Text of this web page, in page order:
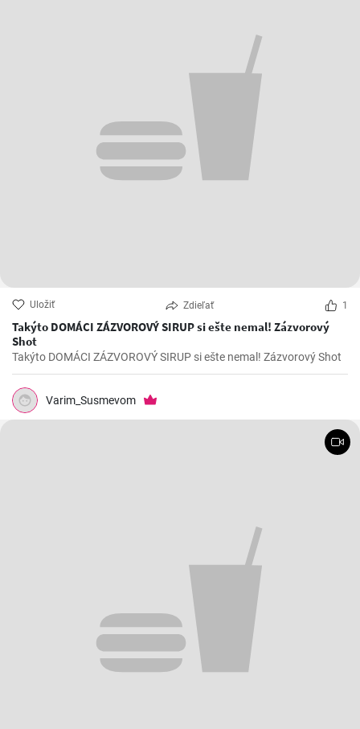
Uložiť Zdieľať 1
Takýto DOMÁCI ZÁZVOROVÝ SIRUP si ešte nemal! Zázvorový
Shot
Takýto DOMÁCI ZÁZVOROVÝ SIRUP si ešte nemal! Zázvorový Shot
Varim_Susmevom